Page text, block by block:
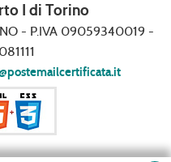
I di Torino
- P.IVA 09059340019 -